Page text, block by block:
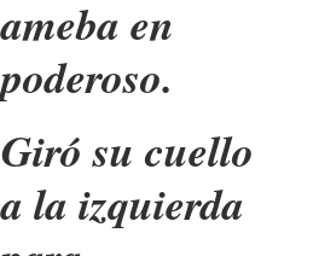
ameba en
poderoso.
Giró su cuello
a la izquierda